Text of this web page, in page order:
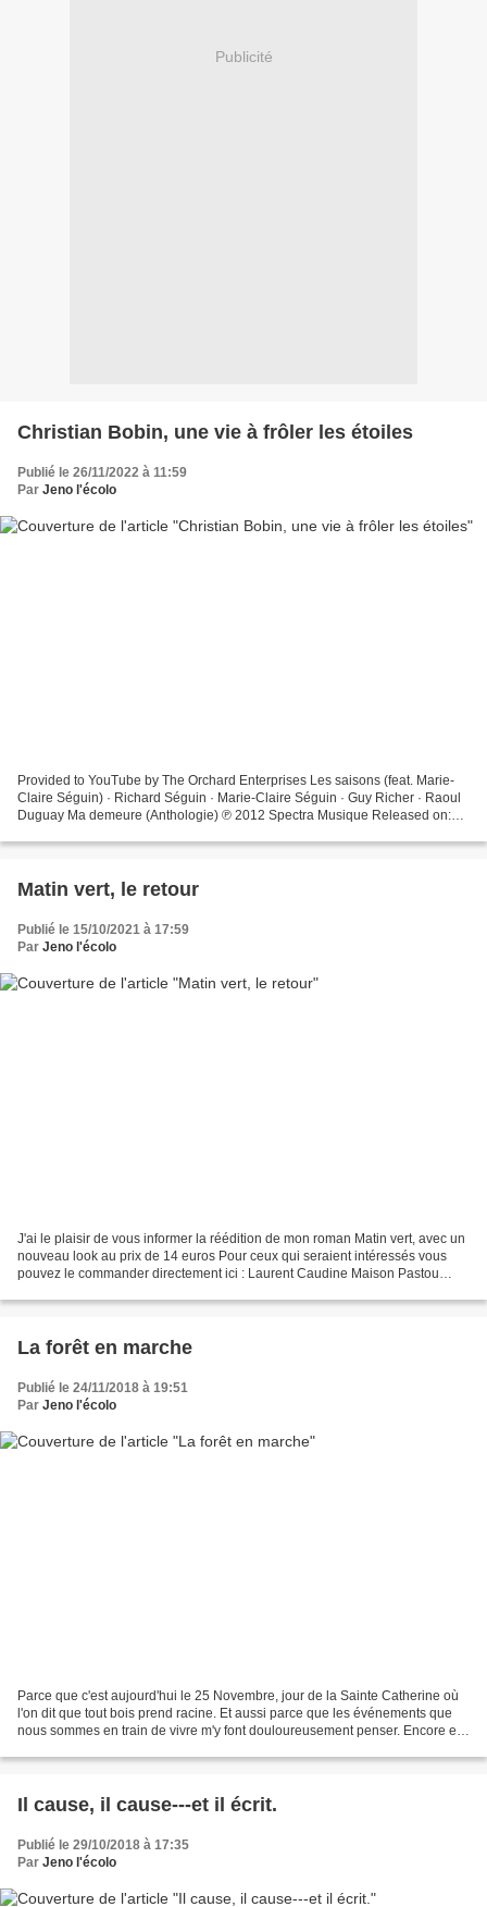
Publicité
Christian Bobin, une vie à frôler les étoiles
Publié le 26/11/2022 à 11:59
Par Jeno l'écolo
Provided to YouTube by The Orchard Enterprises Les saisons (feat. Marie-
Claire Séguin) · Richard Séguin · Marie-Claire Séguin · Guy Richer · Raoul
Duguay Ma demeure (Anthologie) ℗ 2012 Spectra Musique Released on:
Matin vert, le retour
Publié le 15/10/2021 à 17:59
Par Jeno l'écolo
J'ai le plaisir de vous informer la réédition de mon roman Matin vert, avec un
nouveau look au prix de 14 euros Pour ceux qui seraient intéressés vous
pouvez le commander directement ici : Laurent Caudine Maison Pastou
La forêt en marche
Publié le 24/11/2018 à 19:51
Par Jeno l'écolo
Parce que c'est aujourd'hui le 25 Novembre, jour de la Sainte Catherine où
l'on dit que tout bois prend racine. Et aussi parce que les événements que
nous sommes en train de vivre m'y font douloureusement penser. Encore et
Il cause, il cause---et il écrit.
Publié le 29/10/2018 à 17:35
Par Jeno l'écolo